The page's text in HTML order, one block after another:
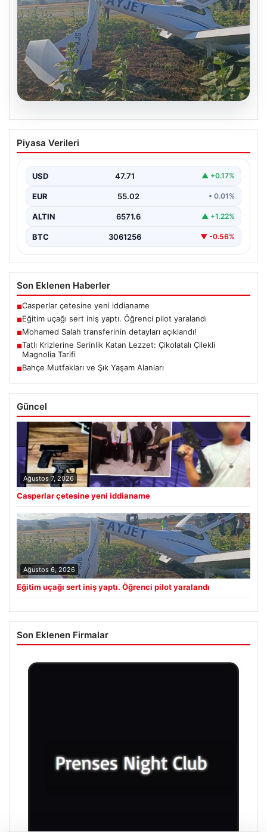
Eğitim uçağı sert iniş yaptı. Öğrenci
pilot yaralandı
Piyasa Verileri
USD 47.71 ▲ +0.17%
EUR 55.02 • 0.01%
ALTIN 6571.6 ▲ +1.22%
BTC 3061256 ▼ -0.56%
Son Eklenen Haberler
■Casperlar çetesine yeni iddianame
■Eğitim uçağı sert iniş yaptı. Öğrenci pilot yaralandı
■Mohamed Salah transferinin detayları açıklandı!
■Tatlı Krizlerine Serinlik Katan Lezzet: Çikolatalı Çilekli
Magnolia Tarifi
■Bahçe Mutfakları ve Şık Yaşam Alanları
Güncel
Ağustos 7, 2026
Casperlar çetesine yeni iddianame
Ağustos 6, 2026
Eğitim uçağı sert iniş yaptı. Öğrenci pilot yaralandı
Son Eklenen Firmalar